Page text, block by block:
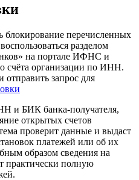
блокирование перечисленных
разделом
на портале ИФНС и
счёта организации по ИНН.
запрос для
и БИК банка-получателя,
открытых счетов
проверит данные и выдаст
платежей или об их
образом сведения на
практически полную